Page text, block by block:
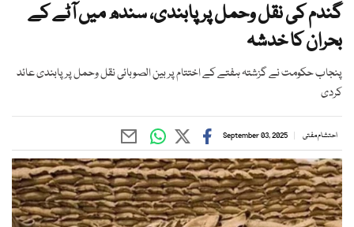
گندم کی نقل وحمل پر پابندی، سندھ میں آٹے کے
بحران کا خدشہ
پنجاب حکومت نے گزشتہ ہفتے کے اختتام پر بین الصوبائی نقل وحمل پر پابندی عائد
کردی
احتشام مفتی September 03, 2025